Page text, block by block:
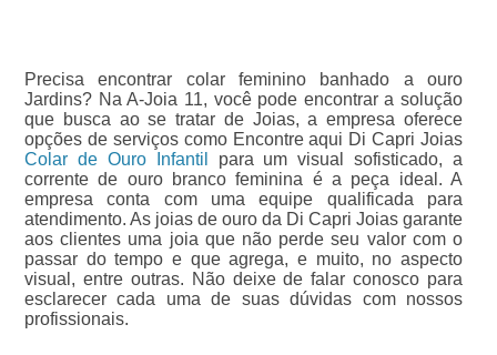
Precisa encontrar colar feminino banhado a ouro
Jardins? Na A-Joia 11, você pode encontrar a solução
que busca ao se tratar de Joias, a empresa oferece
opções de serviços como Encontre aqui Di Capri Joias
Colar de Ouro Infantil
para um visual sofisticado, a
corrente de ouro branco feminina é a peça ideal. A
empresa conta com uma equipe qualificada para
atendimento. As joias de ouro da Di Capri Joias garante
aos clientes uma joia que não perde seu valor com o
passar do tempo e que agrega, e muito, no aspecto
visual, entre outras. Não deixe de falar conosco para
esclarecer cada uma de suas dúvidas com nossos
profissionais.